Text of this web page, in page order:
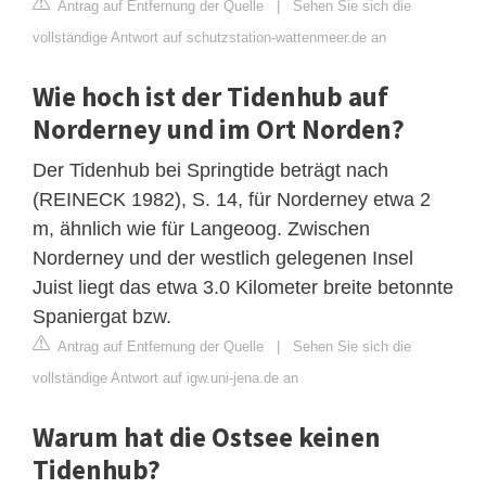
Antrag auf Entfernung der Quelle | Sehen Sie sich die
vollständige Antwort auf schutzstation-wattenmeer.de an
Wie hoch ist der Tidenhub auf
Norderney und im Ort Norden?
Der Tidenhub bei Springtide beträgt nach
(REINECK 1982), S. 14, für Norderney etwa 2
m, ähnlich wie für Langeoog. Zwischen
Norderney und der westlich gelegenen Insel
Juist liegt das etwa 3.0 Kilometer breite betonnte
Spaniergat bzw.
Antrag auf Entfernung der Quelle | Sehen Sie sich die
vollständige Antwort auf igw.uni-jena.de an
Warum hat die Ostsee keinen
Tidenhub?